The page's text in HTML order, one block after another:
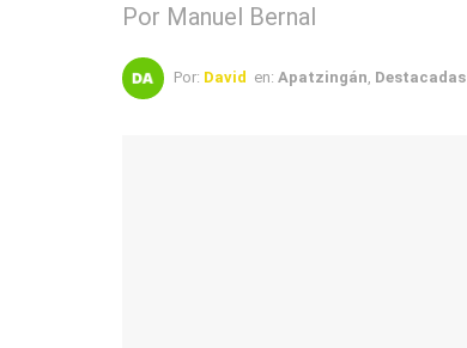
Por Manuel Bernal
Por: David en: Apatzingán Destacadas